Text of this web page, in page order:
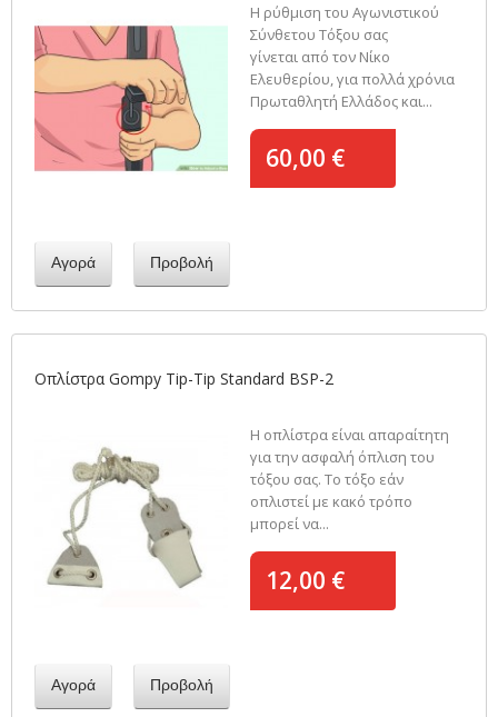
Η ρύθμιση του Αγωνιστικού
Σύνθετου Τόξου σας
γίνεται από τον Νίκο
Ελευθερίου, για πολλά χρόνια
Πρωταθλητή Ελλάδος και...
60,00 €
Αγορά Προβολή
Οπλίστρα Gompy Tip-Tip Standard BSP-2
Η οπλίστρα είναι απαραίτητη
για την ασφαλή όπλιση του
τόξου σας. Το τόξο εάν
οπλιστεί με κακό τρόπο
μπορεί να...
12,00 €
Αγορά Προβολή